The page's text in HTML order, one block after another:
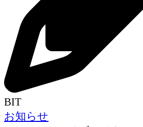
BIT
お知らせ